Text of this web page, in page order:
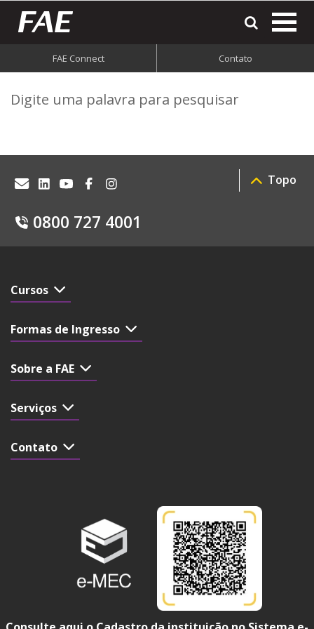
FAE Connect Contato
Digite uma palavra para pesquisar
0800 727 4001
Topo
Cursos
Formas de Ingresso
Sobre a FAE
Serviços
Contato